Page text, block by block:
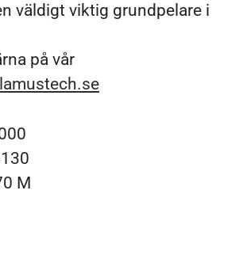
väldigt viktig grundpelare i
på vår
130
M